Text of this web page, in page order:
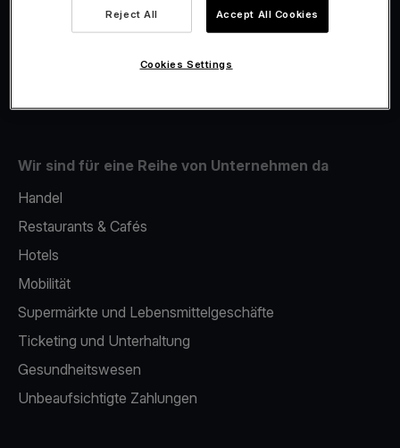
Fiskalisierung
Wir sind für eine Reihe von Unternehmen da
Handel
Restaurants & Cafés
Hotels
Mobilität
Supermärkte und Lebensmittelgeschäfte
Ticketing und Unterhaltung
Gesundheitswesen
Unbeaufsichtigte Zahlungen
Reject All Accept All Cookies
Cookies Settings